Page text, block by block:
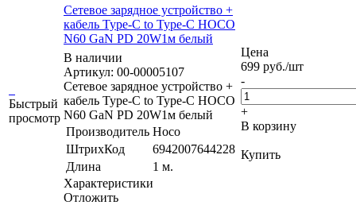
Быстрый
просмотр
Сетевое зарядное устройство +
кабель Type-C to Type-C HOCO
N60 GaN PD 20W1м белый
В наличии
Артикул: 00-00005107
Сетевое зарядное устройство +
кабель Type-C to Type-C HOCO
N60 GaN PD 20W1м белый
Производитель Hoco
ШтрихКод
6942007644228
Длина
1 м.
Характеристики
Отложить
Цена
699 руб./шт
-
+
В корзину
Купить